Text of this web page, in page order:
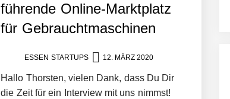
führende Online-Marktplatz
für Gebrauchtmaschinen
ESSEN STARTUPS 12. MÄRZ 2020
Hallo Thorsten, vielen Dank, dass Du Dir
die Zeit für ein Interview mit uns nimmst!